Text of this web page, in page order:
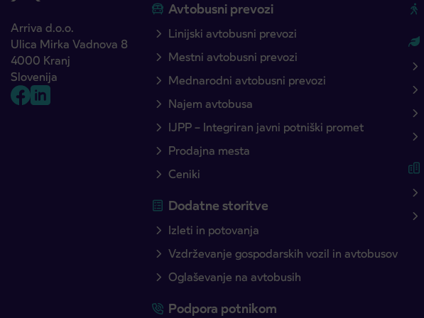
Arriva d.o.o.
Ulica Mirka Vadnova 8
4000 Kranj
Slovenija
Avtobusni prevozi
Linijski avtobusni prevozi
Mestni avtobusni prevozi
Mednarodni avtobusni prevozi
Najem avtobusa
IJPP – Integriran javni potniški promet
Prodajna mesta
Ceniki
Dodatne storitve
Izleti in potovanja
Vzdrževanje gospodarskih vozil in avtobusov
Oglaševanje na avtobusih
Podpora potnikom